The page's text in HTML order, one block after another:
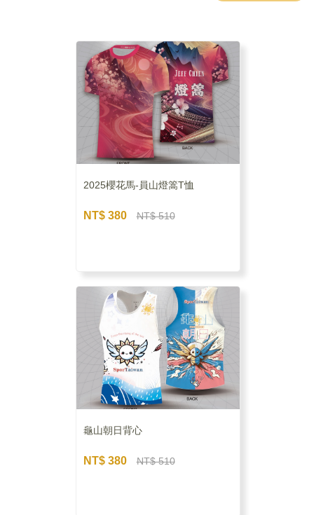
2025櫻花馬-員山燈篙T恤
NT$ 380 NT$ 510
龜山朝日背心
NT$ 380 NT$ 510